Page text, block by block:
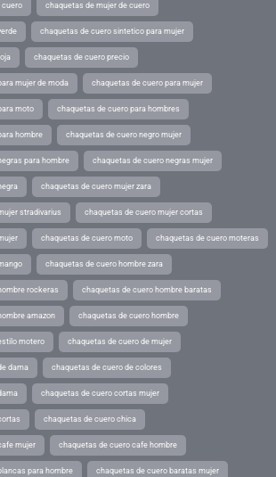
cuero chaquetas de mujer de cuero
chaquetas de cuero sintetico para mujer
chaquetas de cuero precio
mujer de moda chaquetas de cuero para mujer
moto chaquetas de cuero para hombres
hombre chaquetas de cuero negro mujer
para hombre chaquetas de cuero negras mujer
chaquetas de cuero mujer zara
stradivarius chaquetas de cuero mujer cortas
chaquetas de cuero moto chaquetas de cuero moteras
chaquetas de cuero hombre zara
rockeras chaquetas de cuero hombre baratas
amazon chaquetas de cuero hombre
motero chaquetas de cuero de mujer
dama chaquetas de cuero de colores
chaquetas de cuero cortas mujer
chaquetas de cuero chica
mujer chaquetas de cuero cafe hombre
para hombre chaquetas de cuero baratas mujer